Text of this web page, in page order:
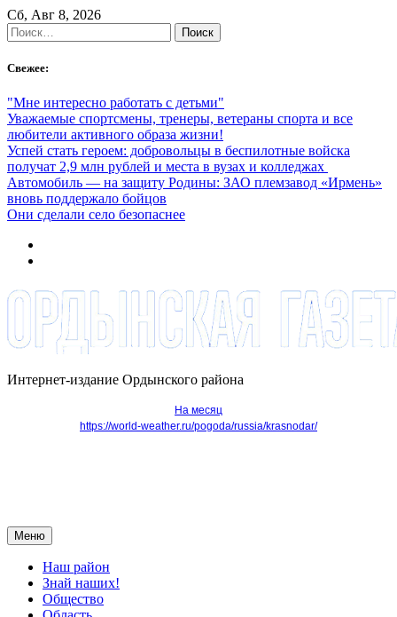
Skip
to
content
Сб, Авг 8, 2026
Найти:
Свежее:
"Мне интересно работать с детьми"
Уважаемые спортсмены, тренеры, ветераны спорта и все
любители активного образа жизни!
Успей стать героем: добровольцы в беспилотные войска
получат 2,9 млн рублей и места в вузах и колледжах
Автомобиль — на защиту Родины: ЗАО племзавод «Ирмень»
вновь поддержало бойцов
Они сделали село безопаснее
Интернет-издание Ордынского района
На месяц
https://world-weather.ru/pogoda/russia/krasnodar/
Меню
Наш район
Знай наших!
Общество